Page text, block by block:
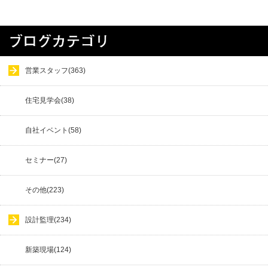
営業スタッフ(363)
住宅見学会(38)
自社イベント(58)
セミナー(27)
その他(223)
設計監理(234)
新築現場(124)